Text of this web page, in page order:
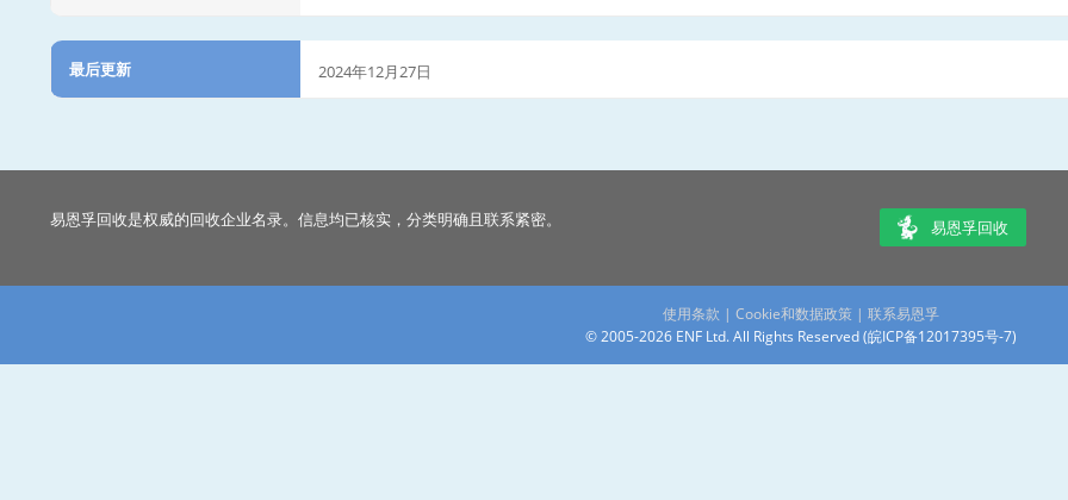
最后更新 2024年12月27日
易恩孚回收是权威的回收企业名录。信息均已核实，分类明确且联系紧密。 易恩孚回收
使用条款 | Cookie和数据政策 | 联系易恩孚
© 2005-2026 ENF Ltd. All Rights Reserved (皖ICP备12017395号-7)